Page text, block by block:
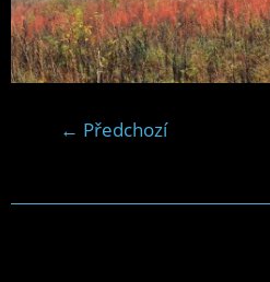
← Předchozí